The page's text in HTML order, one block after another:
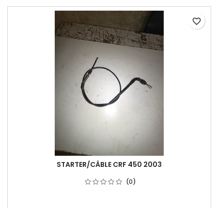
STARTER/CÂBLE CRF 450 2003
(0)
favorite_border